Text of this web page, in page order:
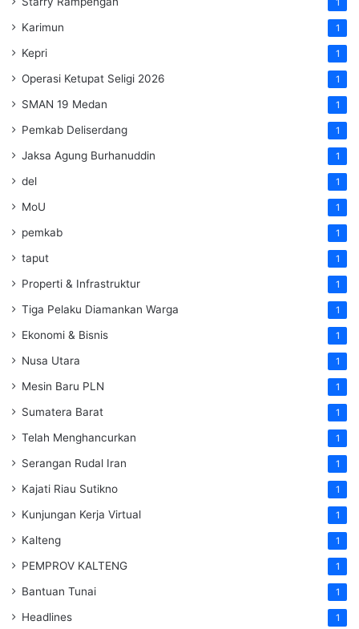
Karimun 1
Kepri 1
Operasi Ketupat Seligi 2026 1
SMAN 19 Medan 1
Pemkab Deliserdang 1
Jaksa Agung Burhanuddin 1
del 1
MoU 1
pemkab 1
taput 1
Properti & Infrastruktur 1
Tiga Pelaku Diamankan Warga 1
Ekonomi & Bisnis 1
Nusa Utara 1
Mesin Baru PLN 1
Sumatera Barat 1
Telah Menghancurkan 1
Serangan Rudal Iran 1
Kajati Riau Sutikno 1
Kunjungan Kerja Virtual 1
Kalteng 1
PEMPROV KALTENG 1
Bantuan Tunai 1
Headlines 1